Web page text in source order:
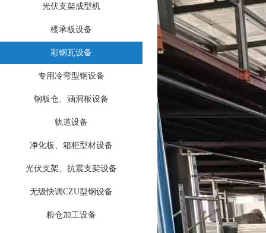
光伏支架成型机
楼承板设备
彩钢瓦设备
专用冷弯型钢设备
钢板仓、涵洞板设备
轨道设备
净化板、箱柜型材设备
光伏支架、抗震支架设备
无级快调CZU型钢设备
粮仓加工设备